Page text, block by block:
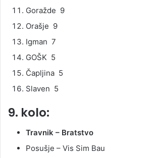
Goražde 9
Orašje 9
Igman 7
GOŠK 5
Čapljina 5
Slaven 5
9. kolo:
Travnik – Bratstvo
Posušje – Vis Sim Bau